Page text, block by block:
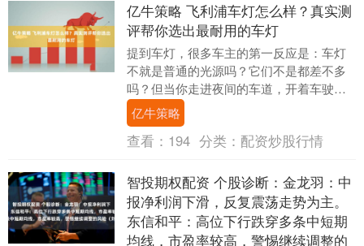
亿牛策略 飞利浦车灯怎么样？真实测
评帮你选出最耐用的车灯
提到车灯，很多车主的第一反应是：车灯
不就是普通的光源吗？它们不是都差不多
吗？但当你走进夜间的车道，开着车驶向
无尽的黑暗时，才会发现，选择一款高质
量的车灯，能极大....
亿牛策略
查看： 194 分类： 配资炒股行情
智投期权配资 个股诊断：金龙羽：中
报净利润下滑，反复震荡走势为主。
东信和平：高位下行跌穿多条中短期
均线，市盈率较高，警惕继续调整的